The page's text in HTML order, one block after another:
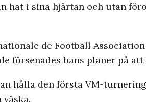
i sina hjärtan och utan
de Football
försenades hans planer på
hålla den första VM-